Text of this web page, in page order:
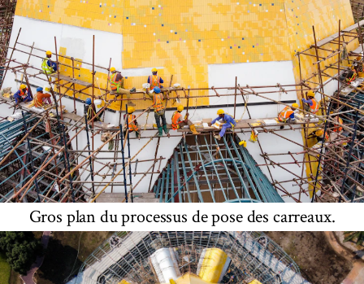
Gros plan du processus de pose des carreaux.